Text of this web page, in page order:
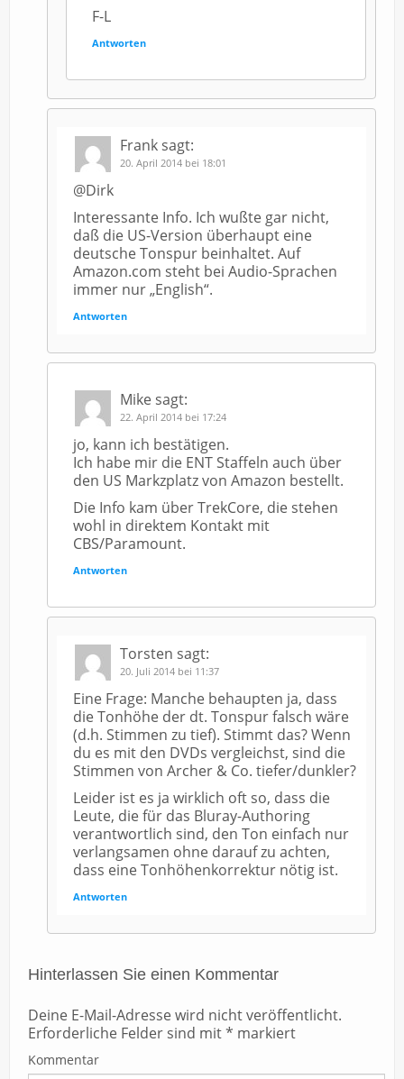
F-L
Antworten
Frank sagt:
20. April 2014 bei 18:01
@Dirk
Interessante Info. Ich wußte gar nicht,
daß die US-Version überhaupt eine
deutsche Tonspur beinhaltet. Auf
Amazon.com steht bei Audio-Sprachen
immer nur „English“.
Antworten
Mike sagt:
22. April 2014 bei 17:24
jo, kann ich bestätigen.
Ich habe mir die ENT Staffeln auch über
den US Markzplatz von Amazon bestellt.
Die Info kam über TrekCore, die stehen
wohl in direktem Kontakt mit
CBS/Paramount.
Antworten
Torsten sagt:
20. Juli 2014 bei 11:37
Eine Frage: Manche behaupten ja, dass
die Tonhöhe der dt. Tonspur falsch wäre
(d.h. Stimmen zu tief). Stimmt das? Wenn
du es mit den DVDs vergleichst, sind die
Stimmen von Archer & Co. tiefer/dunkler?
Leider ist es ja wirklich oft so, dass die
Leute, die für das Bluray-Authoring
verantwortlich sind, den Ton einfach nur
verlangsamen ohne darauf zu achten,
dass eine Tonhöhenkorrektur nötig ist.
Antworten
Hinterlassen Sie einen Kommentar
Deine E-Mail-Adresse wird nicht veröffentlicht.
Erforderliche Felder sind mit* markiert
Kommentar